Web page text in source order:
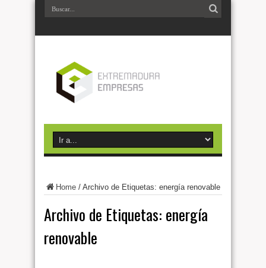
Home / Archivo de Etiquetas: energía renovable
Archivo de Etiquetas: energía
renovable